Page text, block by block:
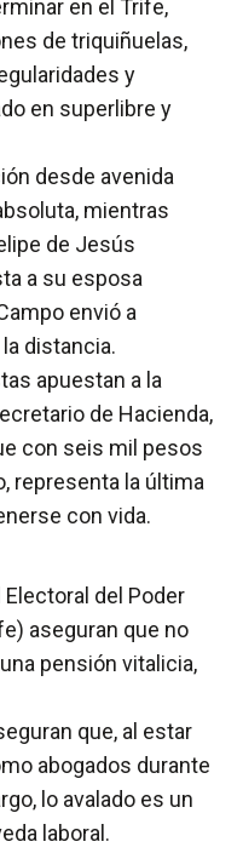
en el Trife,
de triquiñuelas,
y
en superlibre y
desde avenida
mientras
de Jesús
a su esposa
envió a
distancia.
apuestan a la
de Hacienda,
con seis mil pesos
representa la última
con vida.
del Poder
aseguran que no
pensión vitalicia,
que, al estar
abogados durante
lo avalado es un
laboral.